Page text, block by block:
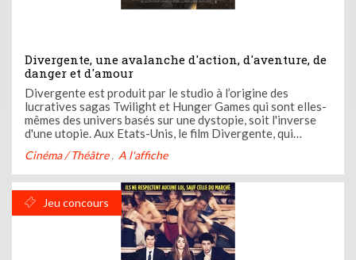
Divergente, une avalanche d'action, d'aventure, de
danger et d'amour
Divergente est produit par le studio à l’origine des
lucratives sagas Twilight et Hunger Games qui sont elles-
mêmes des univers basés sur une dystopie, soit l'inverse
d'une utopie. Aux Etats-Unis, le film Divergente, qui
le premier week-end de sa sortie, avec 56 millions de ...
Cinéma / Théâtre A l'affiche
Jeu concours